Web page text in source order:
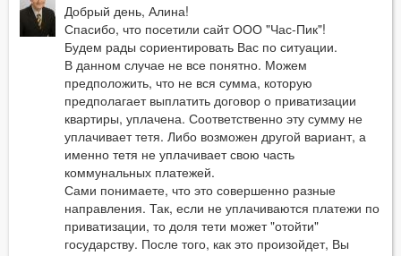
Добрый день, Алина!
Спасибо, что посетили сайт ООО "Час-Пик"!
Будем рады сориентировать Вас по ситуации.
В данном случае не все понятно. Можем
предположить, что не вся сумма, которую
предполагает выплатить договор о приватизации
квартиры, уплачена. Соответственно эту сумму не
уплачивает тетя. Либо возможен другой вариант, а
именно тетя не уплачивает свою часть
коммунальных платежей.
Сами понимаете, что это совершенно разные
направления. Так, если не уплачиваются платежи по
приватизации, то доля тети может "отойти"
государству. После того, как это произойдет, Вы